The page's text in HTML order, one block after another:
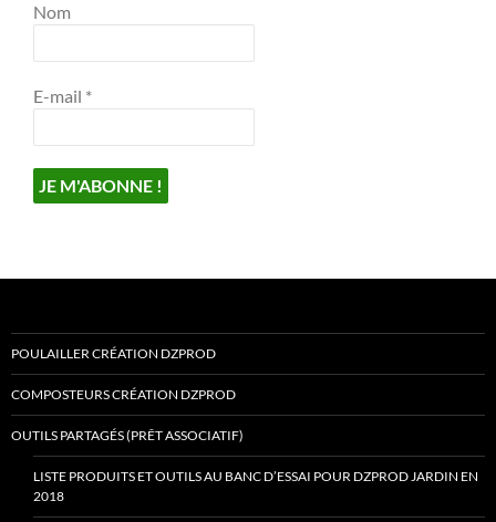
Nom
E-mail *
POULAILLER CRÉATION DZPROD
COMPOSTEURS CRÉATION DZPROD
OUTILS PARTAGÉS (PRÊT ASSOCIATIF)
LISTE PRODUITS ET OUTILS AU BANC D’ESSAI POUR DZPROD JARDIN EN
2018